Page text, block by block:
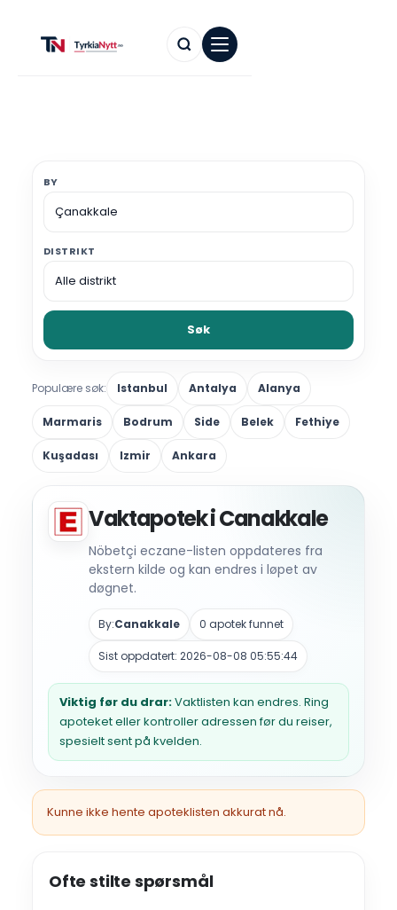
BY
DISTRIKT
Søk
Populære søk: Istanbul Antalya Alanya
Marmaris Bodrum Side Belek Fethiye
Kuşadası Izmir Ankara
Vaktapotek i Canakkale
Nöbetçi eczane-listen oppdateres fra
ekstern kilde og kan endres i løpet av
døgnet.
By:Canakkale 0 apotek funnet
Sist oppdatert: 2026-08-08 05:55:44
Viktig før du drar:Vaktlisten kan endres. Ring
apoteket eller kontroller adressen før du reiser,
spesielt sent på kvelden.
Kunne ikke hente apoteklisten akkurat nå.
Ofte stilte spørsmål